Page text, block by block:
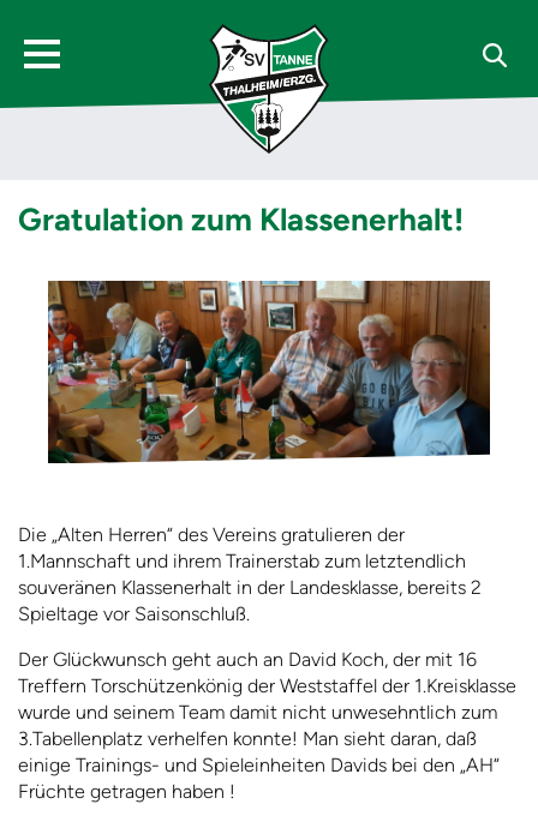
Gratulation zum Klassenerhalt!
Die „Alten Herren“ des Vereins gratulieren der
1.Mannschaft und ihrem Trainerstab zum letztendlich
souveränen Klassenerhalt in der Landesklasse, bereits 2
Spieltage vor Saisonschluß.
Der Glückwunsch geht auch an David Koch, der mit 16
Treffern Torschützenkönig der Weststaffel der 1.Kreisklasse
wurde und seinem Team damit nicht unwesehntlich zum
3.Tabellenplatz verhelfen konnte! Man sieht daran, daß
einige Trainings- und Spieleinheiten Davids bei den „AH“
Früchte getragen haben !